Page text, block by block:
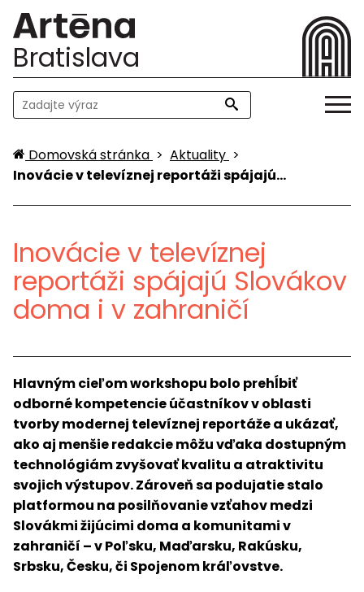
Bratislava
Domovská stránka > Aktuality >
Inovácie v televíznej reportáži spájajú…
Inovácie v televíznej
reportáži spájajú Slovákov
doma i v zahraničí
Hlavným cieľom workshopu bolo prehĺbiť
odborné kompetencie účastníkov v oblasti
tvorby modernej televíznej reportáže a ukázať,
ako aj menšie redakcie môžu vďaka dostupným
technológiám zvyšovať kvalitu a atraktivitu
svojich výstupov. Zároveň sa podujatie stalo
platformou na posilňovanie vzťahov medzi
Slovákmi žijúcimi doma a komunitami v
zahraničí – v Poľsku, Maďarsku, Rakúsku,
Srbsku, Česku, či Spojenom kráľovstve.